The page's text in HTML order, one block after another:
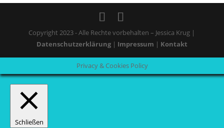
Copyright 2023 - Alle Rechte vorbehalten – Jessica Krug |
Datenschutzerklärung| Impressum | Kontakt
Privacy & Cookies Policy
Schließen